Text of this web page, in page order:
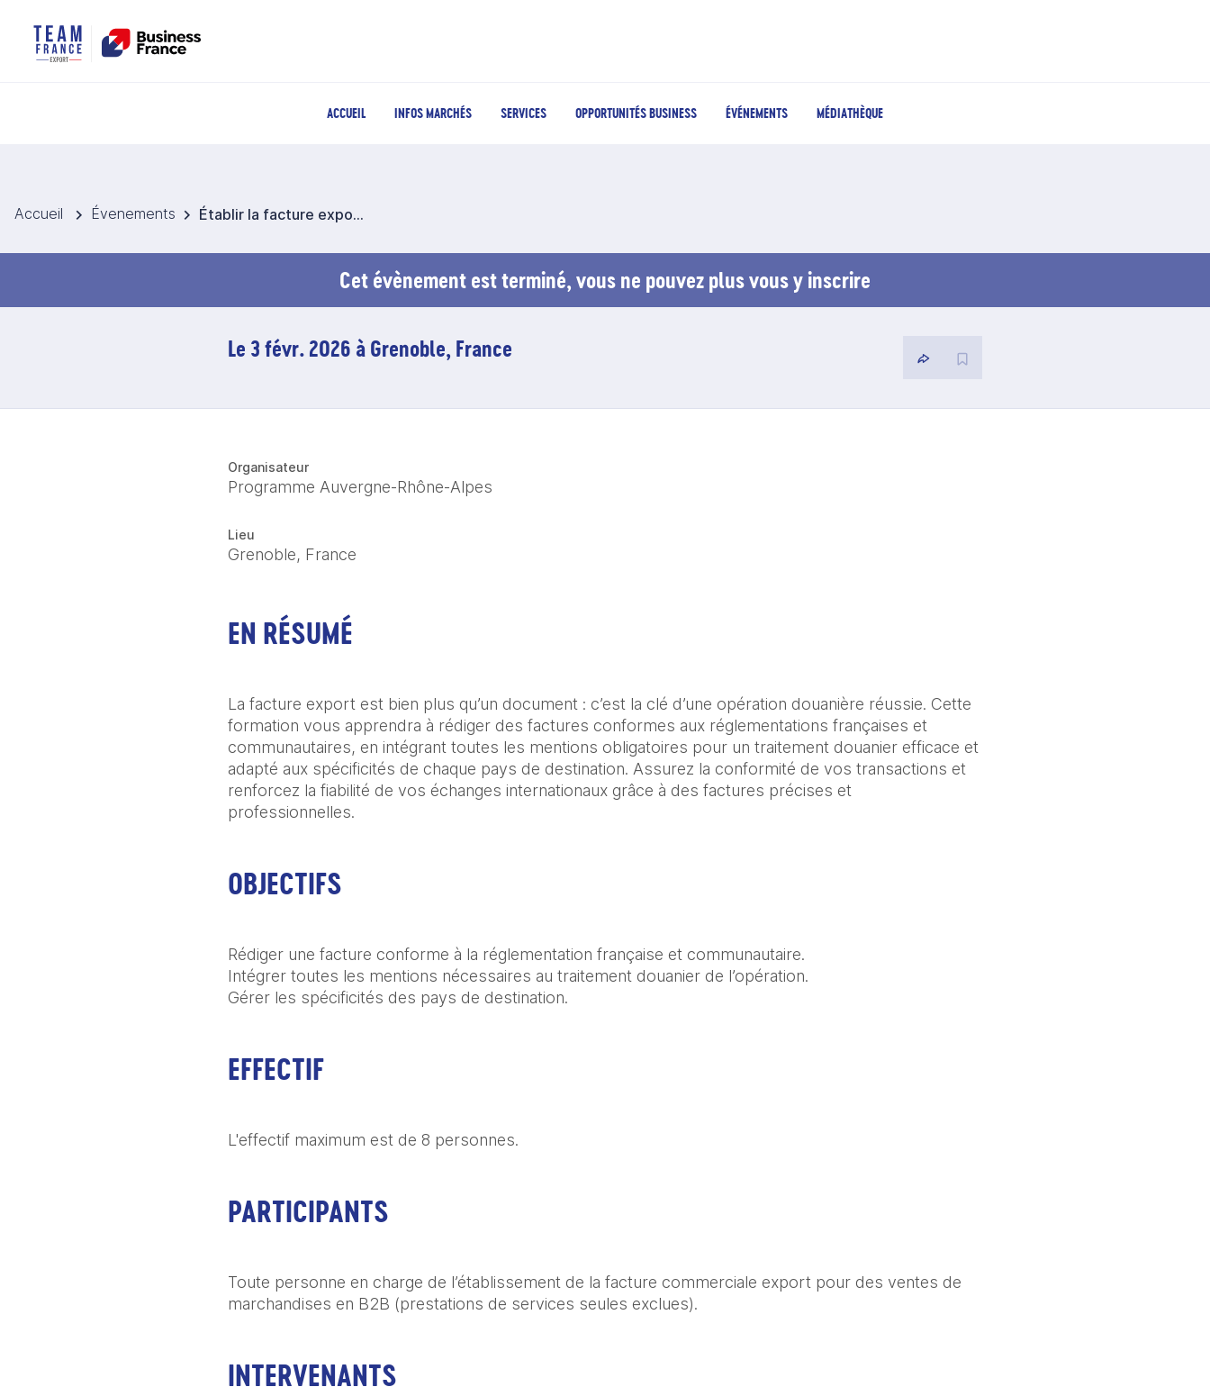
ACCUEIL INFOS MARCHÉS SERVICES OPPORTUNITÉS BUSINESS ÉVÉNEMENTS MÉDIATHÈQUE
Accueil Évenements Établir la facture export : mentions obligatoires et recommandées – Classe virtuelle
Cet évènement est terminé, vous ne pouvez plus vous y inscrire
Le 3 févr. 2026 à Grenoble, France
Organisateur
Programme Auvergne-Rhône-Alpes
Lieu
Grenoble, France
EN RÉSUMÉ
La facture export est bien plus qu’un document : c’est la clé d’une opération douanière réussie. Cette
formation vous apprendra à rédiger des factures conformes aux réglementations françaises et
communautaires, en intégrant toutes les mentions obligatoires pour un traitement douanier efficace et
adapté aux spécificités de chaque pays de destination. Assurez la conformité de vos transactions et
renforcez la fiabilité de vos échanges internationaux grâce à des factures précises et
professionnelles.
OBJECTIFS
Rédiger une facture conforme à la réglementation française et communautaire.
Intégrer toutes les mentions nécessaires au traitement douanier de l’opération.
Gérer les spécificités des pays de destination.
EFFECTIF
L'effectif maximum est de 8 personnes.
PARTICIPANTS
Toute personne en charge de l’établissement de la facture commerciale export pour des ventes de
marchandises en B2B (prestations de services seules exclues).
INTERVENANTS